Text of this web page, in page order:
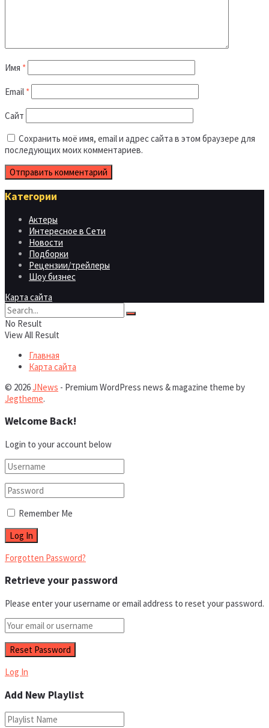
Имя *
Email *
Сайт
Сохранить моё имя, email и адрес сайта в этом браузере для
последующих моих комментариев.
Категории
Актеры
Интересное в Сети
Новости
Подборки
Рецензии/трейлеры
Шоу бизнес
Карта сайта
No Result
View All Result
Главная
Карта сайта
© 2026JNews - Premium WordPress news & magazine theme by
Jegtheme.
Welcome Back!
Login to your account below
Remember Me
Forgotten Password?
Retrieve your password
Please enter your username or email address to reset your password.
Log In
Add New Playlist